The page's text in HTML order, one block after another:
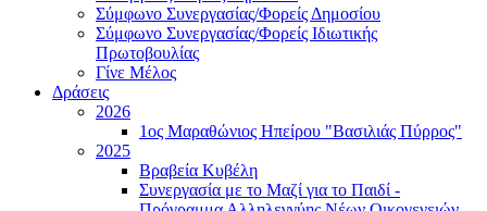
Σύμφωνο Συνεργασίας/Φορείς Δημοσίου
Σύμφωνο Συνεργασίας/Φορείς Ιδιωτικής
Πρωτοβουλίας
Γίνε Μέλος
Δράσεις
2026
1ος Μαραθώνιος Ηπείρου "Βασιλιάς Πύρρος"
2025
Βραβεία Κυβέλη
Συνεργασία με το Μαζί για το Παιδί -